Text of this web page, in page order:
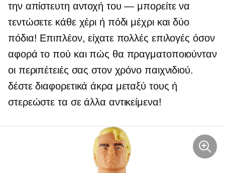
την απίστευτη αντοχή του — μπορείτε να
τεντώσετε κάθε χέρι ή πόδι μέχρι και δύο
πόδια! Επιπλέον, είχατε πολλές επιλογές όσον
αφορά το πού και πώς θα πραγματοποιούνταν
οι περιπέτειές σας στον χρόνο παιχνιδιού.
δέστε διαφορετικά άκρα μεταξύ τους ή
στερεώστε τα σε άλλα αντικείμενα!